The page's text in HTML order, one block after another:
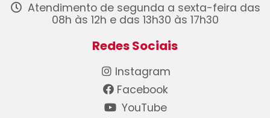
Atendimento de segunda a sexta-feira das
08h às 12h e das 13h30 às 17h30
Redes Sociais
Instagram
Facebook
YouTube